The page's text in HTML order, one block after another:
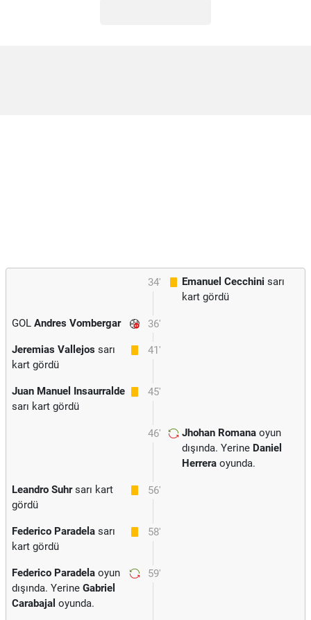
34' Emanuel Cecchini sarı
kart gördü
36'
GOL Andres Vombergar
41'
Jeremias Vallejos sarı
kart gördü
45'
Juan Manuel Insaurralde
sarı kart gördü
46' Jhohan Romana oyun
dışında. Yerine Daniel
Herrera oyunda.
56'
Leandro Suhrsarı kart
gördü
58'
Federico Paradela sarı
kart gördü
59'
Federico Paradela oyun
dışında. Yerine Gabriel
Carabajal oyunda.